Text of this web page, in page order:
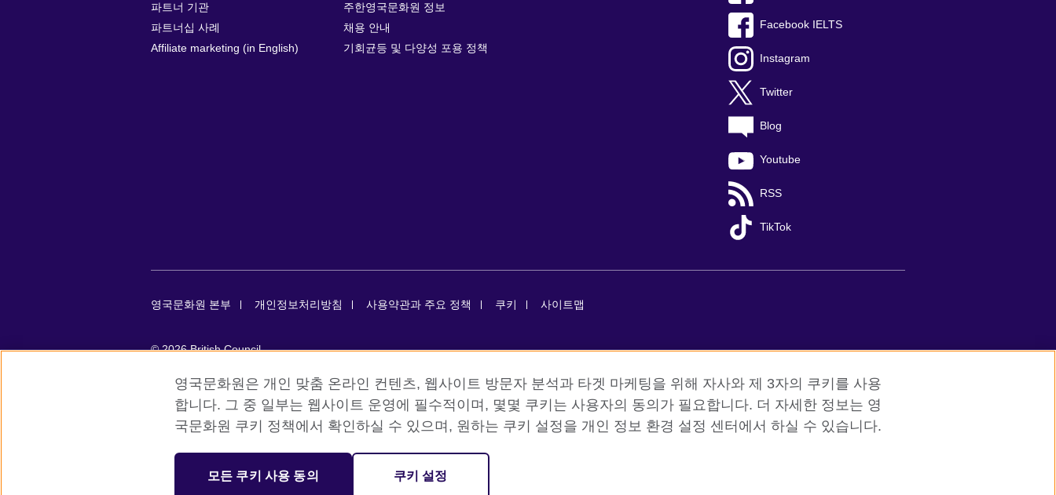
파트너 기관
파트너십 사례
Affiliate marketing (in English)
주한영국문화원 정보
채용 안내
기회균등 및 다양성 포용 정책
Facebook IELTS
Instagram
Twitter
Blog
Youtube
RSS
TikTok
영국문화원 본부 개인정보처리방침 사용약관과 주요 정책 쿠키 사이트맵
© 2026 British Council
SC037733 (Scotland)
등록번호: 110-84-01679 대표자: 사라 데브롤
서울시 중구 서소문로 11길 19 (정동 34-5 배재정동빌딩B동) 2층 주한영국문화원 (우) 04516
대표전화: 사무소 02 3702 0601 성인 어학원 1522 8006 어린이 어학원 1522 5009 / 팩스: 02 3702 0660
영국문화원은 개인 맞춤 온라인 컨텐츠, 웹사이트 방문자 분석과 타겟 마케팅을 위해 자사와 제 3자의 쿠키를 사용
합니다. 그 중 일부는 웹사이트 운영에 필수적이며, 몇몇 쿠키는 사용자의 동의가 필요합니다. 더 자세한 정보는 영
국문화원 쿠키 정책에서 확인하실 수 있으며, 원하는 쿠키 설정을 개인 정보 환경 설정 센터에서 하실 수 있습니다.
모든 쿠키 사용 동의 쿠키 설정